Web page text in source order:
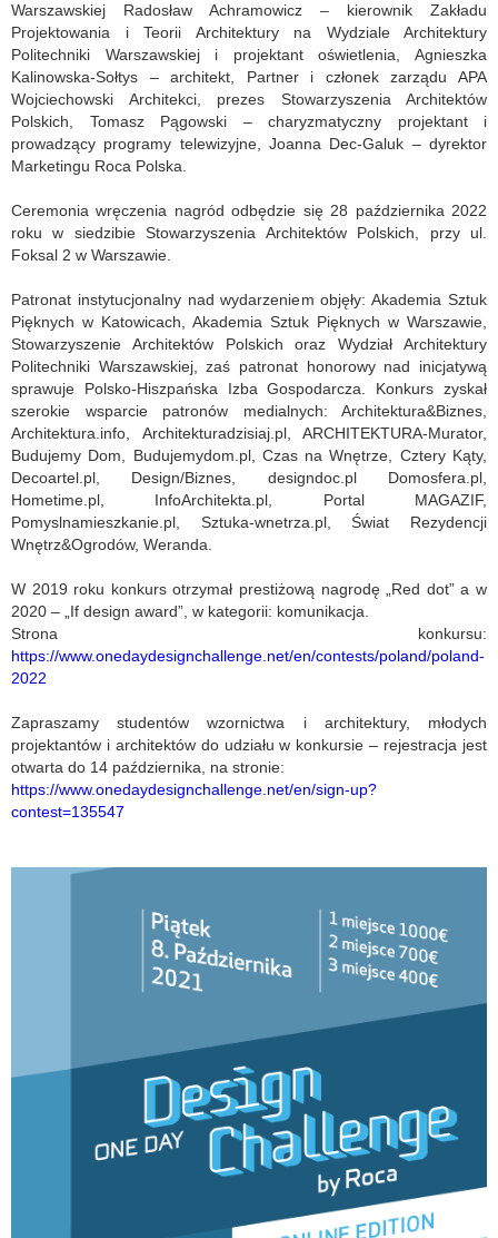
Warszawskiej Radosław Achramowicz – kierownik Zakładu
Projektowania i Teorii Architektury na Wydziale Architektury
Politechniki Warszawskiej i projektant oświetlenia, Agnieszka
Kalinowska-Sołtys – architekt, Partner i członek zarządu APA
Wojciechowski Architekci, prezes Stowarzyszenia Architektów
Polskich, Tomasz Pągowski – charyzmatyczny projektant i
prowadzący programy telewizyjne, Joanna Dec-Galuk – dyrektor
Marketingu Roca Polska.
Ceremonia wręczenia nagród odbędzie się 28 października 2022
roku w siedzibie Stowarzyszenia Architektów Polskich, przy ul.
Foksal 2 w Warszawie.
Patronat instytucjonalny nad wydarzeniem objęły: Akademia Sztuk
Pięknych w Katowicach, Akademia Sztuk Pięknych w Warszawie,
Stowarzyszenie Architektów Polskich oraz Wydział Architektury
Politechniki Warszawskiej, zaś patronat honorowy nad inicjatywą
sprawuje Polsko-Hiszpańska Izba Gospodarcza. Konkurs zyskał
szerokie wsparcie patronów medialnych: Architektura&Biznes,
Architektura.info, Architekturadzisiaj.pl, ARCHITEKTURA-Murator,
Budujemy Dom, Budujemydom.pl, Czas na Wnętrze, Cztery Kąty,
Decoartel.pl, Design/Biznes, designdoc.pl Domosfera.pl,
Hometime.pl, InfoArchitekta.pl, Portal MAGAZIF,
Pomyslnamieszkanie.pl, Sztuka-wnetrza.pl, Świat Rezydencji
Wnętrz&Ogrodów, Weranda.
W 2019 roku konkurs otrzymał prestiżową nagrodę „Red dot” a w
2020 – „If design award”, w kategorii: komunikacja.
Strona konkursu:
https://www.onedaydesignchallenge.net/en/contests/poland/poland-
2022
Zapraszamy studentów wzornictwa i architektury, młodych
projektantów i architektów do udziału w konkursie – rejestracja jest
otwarta do 14 października, na stronie:
https://www.onedaydesignchallenge.net/en/sign-up?
contest=135547